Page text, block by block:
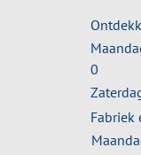
0
Fabriek